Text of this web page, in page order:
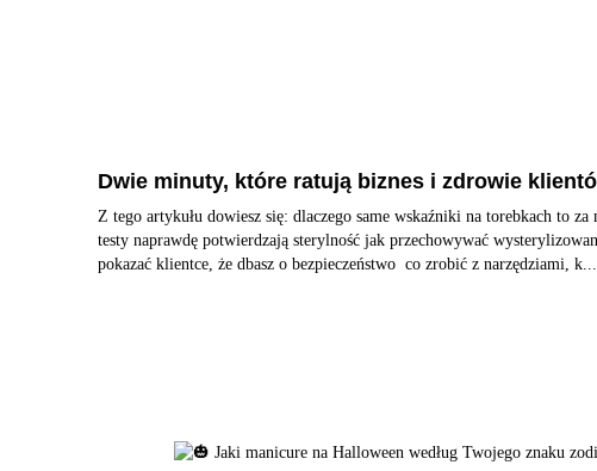
Dwie minuty, które ratują biznes i zdrowie
Z tego artykułu dowiesz się: dlaczego same wskaźniki na torebkach to za mało, a jakie
testy naprawdę potwierdzają sterylność jak przechowywać
pokazać klientce, że dbasz o bezpieczeństwo co zrobić z narzędziami, k...